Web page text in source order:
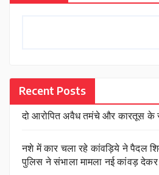
Recent Posts
दो आरोपित अवैध तमंचे और कारतूस के
नशे में कार चला रहे कांवड़िये ने पैदल
पुलिस ने संभाला मामला नई कांवड़ देकर